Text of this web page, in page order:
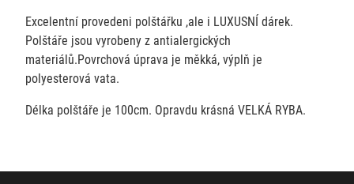
Excelentní provedeni polštářku ,ale i LUXUSNÍ dárek.
Polštáře jsou vyrobeny z antialergických
materiálů.Povrchová úprava je měkká, výplň je
polyesterová vata.
Délka polštáře je 100cm. Opravdu krásná VELKÁ RYBA.